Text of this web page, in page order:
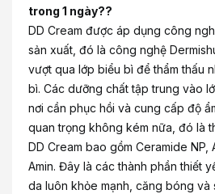
trong 1 ngày??
DD Cream được áp dụng công
sản xuất, đó là công nghệ
vượt qua lớp biểu bì để thẩm thấu
bì. Các dưỡng chất tập trung vào
nơi cần phục hồi và cung cấp độ
quan trọng không kém nữa, đó là
DD Cream bao gồm Ceramide NP,
Amin. Đây là các thành phần thiết
da luôn khỏe mạnh, căng bóng và